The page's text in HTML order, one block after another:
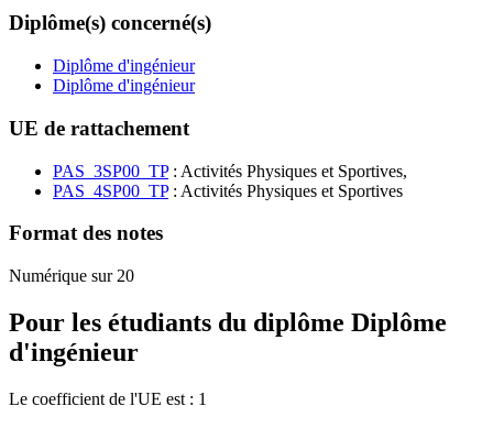
Diplôme(s) concerné(s)
Diplôme d'ingénieur
Diplôme d'ingénieur
UE de rattachement
PAS_3SP00_TP: Activités Physiques et Sportives,
PAS_4SP00_TP: Activités Physiques et Sportives
Format des notes
Numérique sur 20
Pour les étudiants du diplôme Diplôme
d'ingénieur
Le coefficient de l'UE est : 1